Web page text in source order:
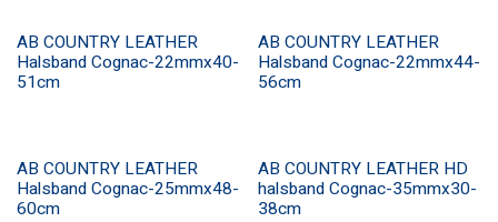
AB COUNTRY LEATHER
Halsband Cognac-22mmx40-
51cm
AB COUNTRY LEATHER
Halsband Cognac-22mmx44-
56cm
AB COUNTRY LEATHER
Halsband Cognac-25mmx48-
60cm
AB COUNTRY LEATHER HD
halsband Cognac-35mmx30-
38cm